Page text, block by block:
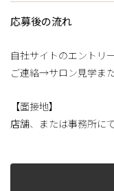
応募後の流れ
自社サイトのエントリ
ご連絡→サロン見学ま
【面接地】
店舗、または事務所にて